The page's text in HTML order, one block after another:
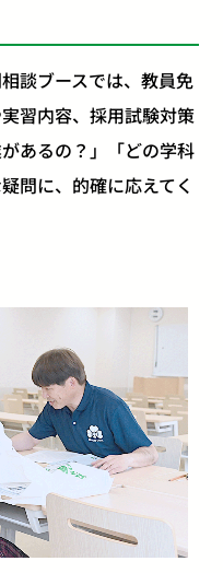
談ブースでは、教員免
習内容、採用試験対策
あるの？」「どの学科
問に、的確に応えてく